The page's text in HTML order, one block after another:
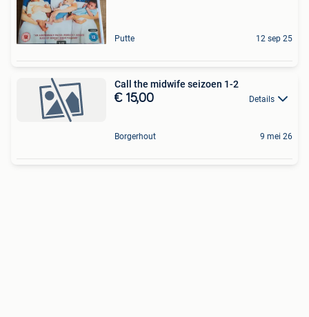
Putte 12 sep 25
Call the midwife seizoen 1-2
€ 15,00 Details
Borgerhout 9 mei 26